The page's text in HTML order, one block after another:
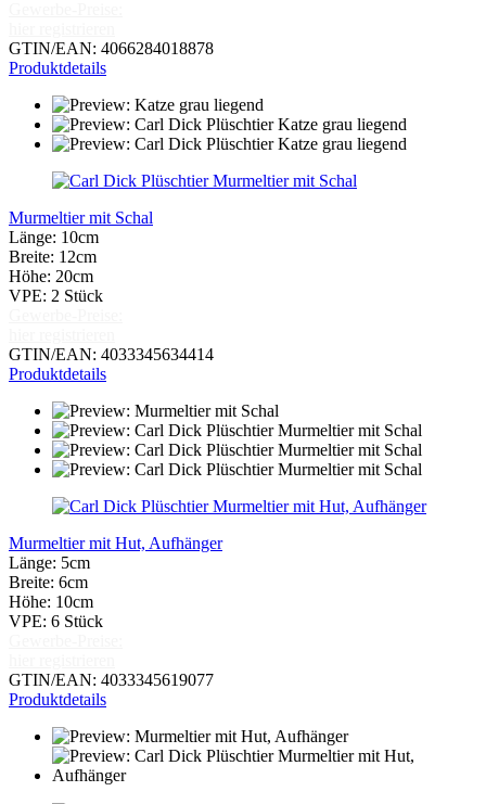
GTIN/EAN: 4066284018878
Produktdetails
Murmeltier mit Schal
Länge: 10cm
Breite: 12cm
Höhe: 20cm
VPE: 2 Stück
GTIN/EAN: 4033345634414
Produktdetails
Murmeltier mit Hut, Aufhänger
Länge: 5cm
Breite: 6cm
Höhe: 10cm
VPE: 6 Stück
GTIN/EAN: 4033345619077
Produktdetails